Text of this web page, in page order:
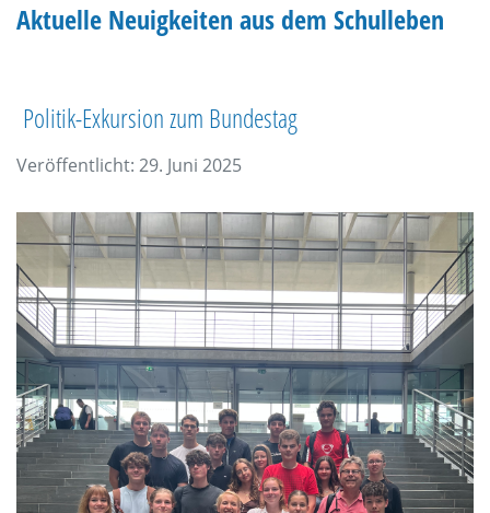
Aktuelle Neuigkeiten aus dem Schulleben
Politik-Exkursion zum Bundestag
Veröffentlicht: 29. Juni 2025